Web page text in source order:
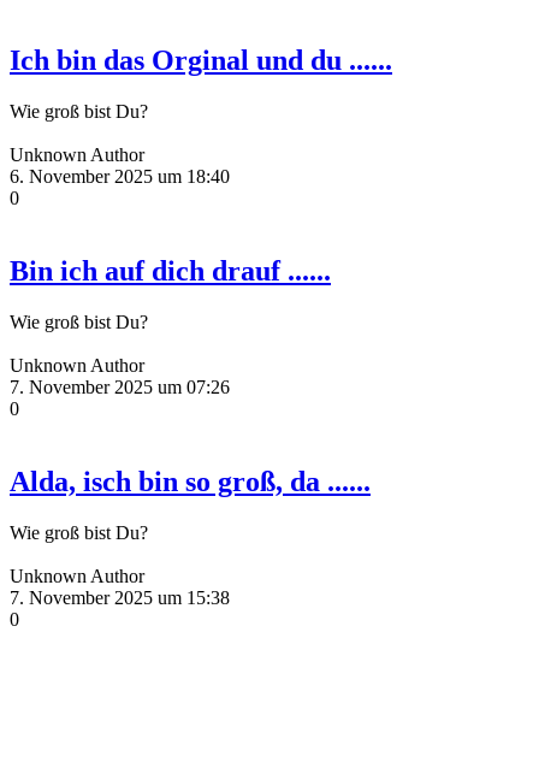
Ich bin das Orginal und du ......
Wie groß bist Du?
Unknown Author
6. November 2025 um 18:40
0
Bin ich auf dich drauf ......
Wie groß bist Du?
Unknown Author
7. November 2025 um 07:26
0
Alda, isch bin so groß, da ......
Wie groß bist Du?
Unknown Author
7. November 2025 um 15:38
0